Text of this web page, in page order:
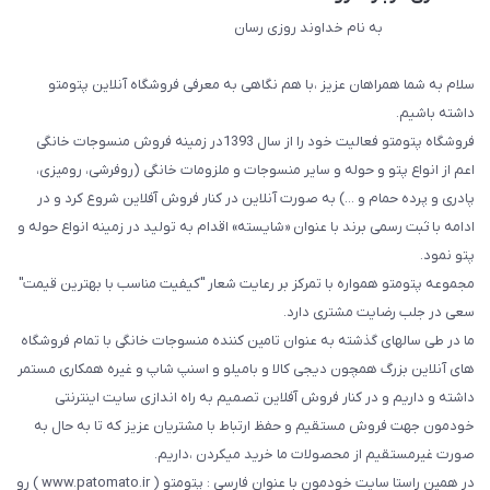
به نام خداوند روزی رسان
سلام به شما همراهان عزیز ،با هم نگاهی به معرفی فروشگاه آنلاین پتومتو
داشته باشیم.
فروشگاه پتومتو فعالیت خود را از سال 1393در زمینه فروش منسوجات خانگی
اعم از انواع پتو و حوله و سایر منسوجات و ملزومات خانگی (روفرشی، رومیزی،
پادری و پرده حمام و ...) به صورت آنلاین در کنار فروش آفلاین شروع کرد و در
ادامه با ثبت رسمی برند با عنوان «شایسته» اقدام به تولید در زمینه انواع حوله و
پتو نمود.
مجموعه پتومتو همواره با تمرکز بر رعایت شعار "کیفیت مناسب با بهترین قیمت"
سعی در جلب رضایت مشتری دارد.
ما در طی سالهای گذشته به عنوان تامین کننده منسوجات خانگی با تمام فروشگاه
های آنلاین بزرگ همچون دیجی کالا و بامیلو و اسنپ شاپ و غیره همکاری مستمر
داشته و داریم و در کنار فروش آفلاین تصمیم به راه اندازی سایت اینترنتی
خودمون جهت فروش مستقیم و حفظ ارتباط با مشتریان عزیز که تا به حال به
صورت غیرمستقیم از محصولات ما خرید میکردن ،داریم.
در همین راستا سایت خودمون با عنوان فارسی : پتومتو ( www.patomato.ir ) رو